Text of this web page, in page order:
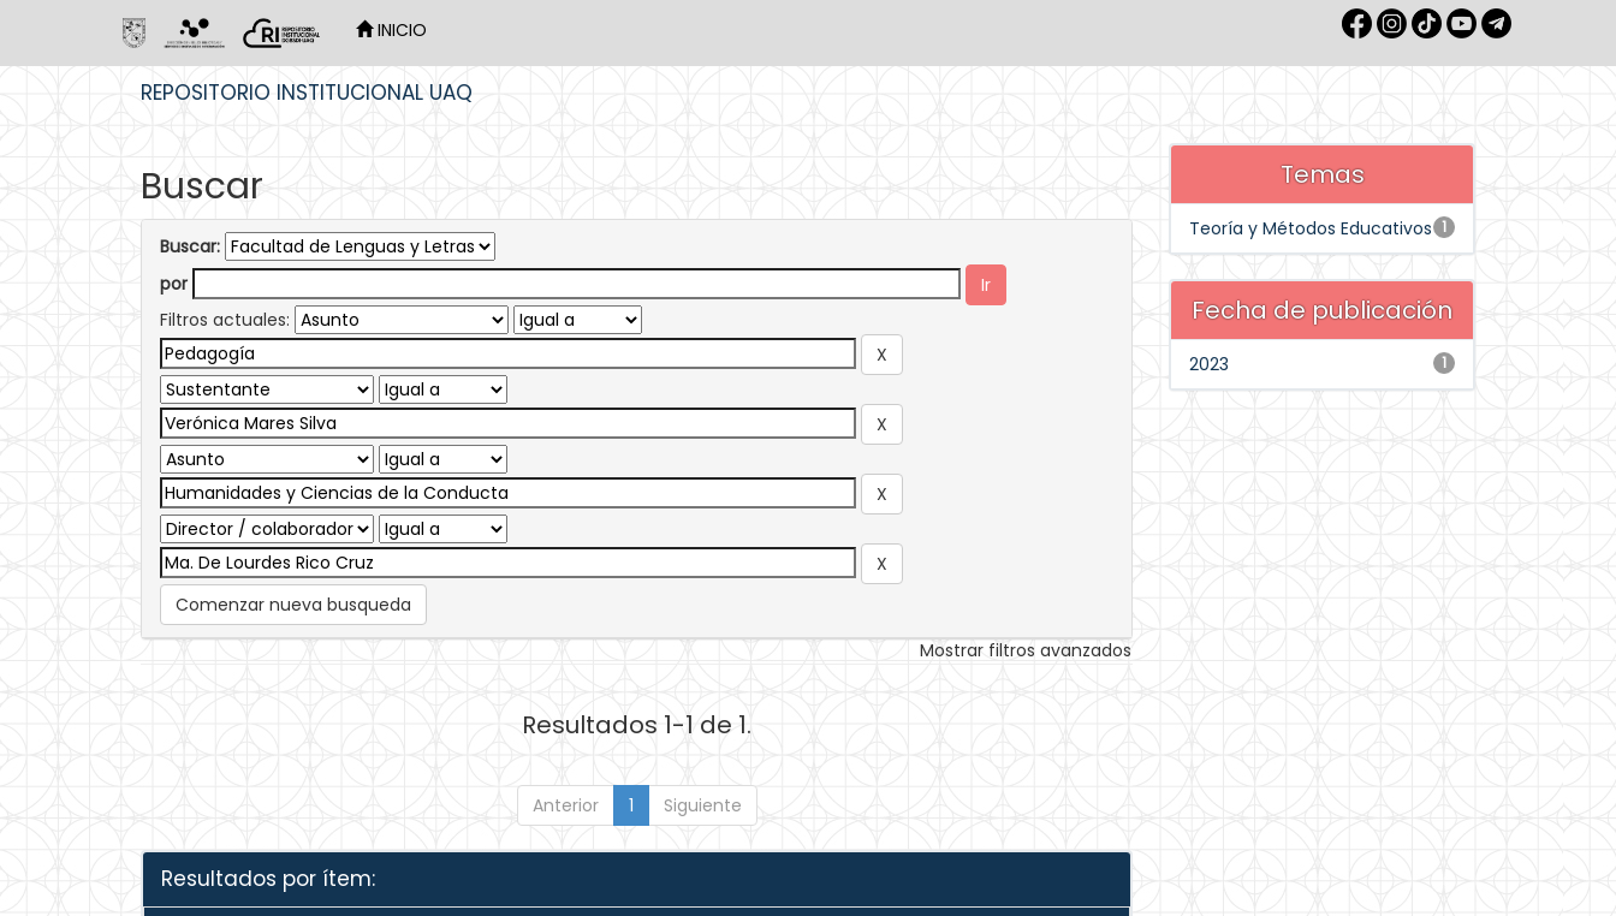
INICIO
REPOSITORIO INSTITUCIONAL UAQ
Buscar
Buscar:
por
Filtros actuales:
Comenzar nueva busqueda
Mostrar filtros avanzados
Resultados 1-1 de 1.
Anterior 1 Siguiente
Resultados por ítem:
Temas
1
Teoría y Métodos Educativos
Fecha de publicación
1
2023